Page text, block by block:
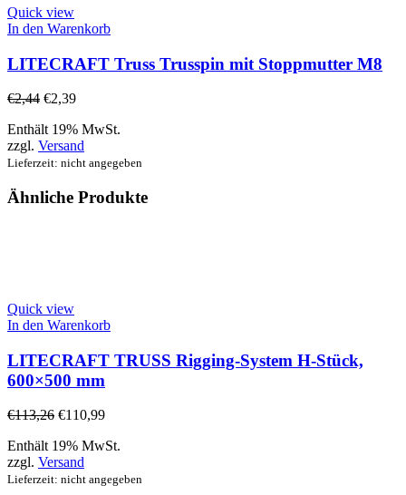
Quick view
In den Warenkorb
LITECRAFT Truss Trusspin mit Stoppmutter M8
€2,44 €2,39
Enthält 19% MwSt.
zzgl. Versand
Lieferzeit: nicht angegeben
Ähnliche Produkte
Quick view
In den Warenkorb
LITECRAFT TRUSS Rigging-System H-Stück,
600×500 mm
€113,26 €110,99
Enthält 19% MwSt.
zzgl. Versand
Lieferzeit: nicht angegeben